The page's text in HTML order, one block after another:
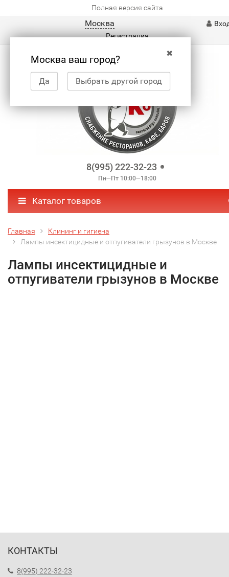
Полная версия сайта
Москва
✖
Москва ваш город?
Да Выбрать другой город
Регистрация
8(995) 222-32-23
Пн—Пт 10:00—18:00
Каталог товаров
Главная
Клининг и гигиена
Лампы инсектицидные и отпугиватели грызунов в Москве
Лампы инсектицидные и
отпугиватели грызунов в Москве
КОНТАКТЫ
8(995) 222-32-23